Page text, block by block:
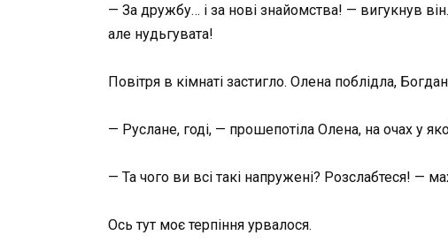
— За дружбу… і за нові знайомства! — вигукнув
але нудьгувата!
Повітря в кімнаті застигло. Олена поблідла,
— Руслане, годі, — прошепотіла Олена, на очах у
— Та чого ви всі такі напружені? Розслабтеся! —
Ось тут моє терпіння урвалося.